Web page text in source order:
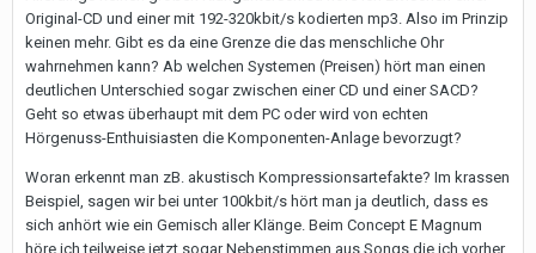
Original-CD und einer mit 192-320kbit/s kodierten mp3. Also im Prinzip
keinen mehr. Gibt es da eine Grenze die das menschliche Ohr
wahrnehmen kann? Ab welchen Systemen (Preisen) hört man einen
deutlichen Unterschied sogar zwischen einer CD und einer SACD?
Geht so etwas überhaupt mit dem PC oder wird von echten
Hörgenuss-Enthuisiasten die Komponenten-Anlage bevorzugt?
Woran erkennt man zB. akustisch Kompressionsartefakte? Im krassen
Beispiel, sagen wir bei unter 100kbit/s hört man ja deutlich, dass es
sich anhört wie ein Gemisch aller Klänge. Beim Concept E Magnum
höre ich teilweise jetzt sogar Nebenstimmen aus Songs die ich vorher